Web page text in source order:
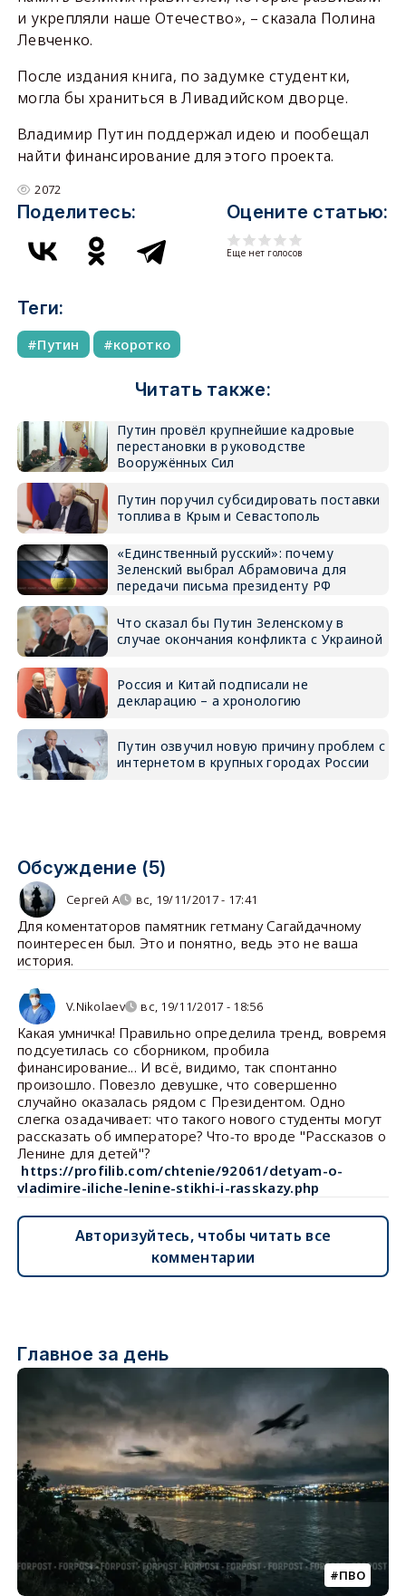
и укрепляли наше Отечество», – сказала Полина
Левченко.
После издания книга, по задумке студентки,
могла бы храниться в Ливадийском дворце.
Владимир Путин поддержал идею и пообещал
найти финансирование для этого проекта.
2072
Поделитесь: Оцените статью:
Еще нет голосов
Теги:
Путин коротко
Читать также:
Путин провёл крупнейшие кадровые
перестановки в руководстве
Вооружённых Сил
Путин поручил субсидировать поставки
топлива в Крым и Севастополь
«Единственный русский»: почему
Зеленский выбрал Абрамовича для
передачи письма президенту РФ
Что сказал бы Путин Зеленскому в
случае окончания конфликта с Украиной
Россия и Китай подписали не
декларацию – а хронологию
Путин озвучил новую причину проблем с
интернетом в крупных городах России
Обсуждение (5)
Сергей А вс, 19/11/2017 - 17:41
Для коментаторов памятник гетману Сагайдачному
поинтересен был. Это и понятно, ведь это не ваша
история.
V.Nikolaev вс, 19/11/2017 - 18:56
Какая умничка! Правильно определила тренд, вовремя
подсуетилась со сборником, пробила
финансирование... И всё, видимо, так спонтанно
произошло. Повезло девушке, что совершенно
случайно оказалась рядом с Президентом. Одно
слегка озадачивает: что такого нового студенты могут
рассказать об императоре? Что-то вроде "Рассказов о
Ленине для детей"?
https://profilib.com/chtenie/92061/detyam-o-
vladimire-iliche-lenine-stikhi-i-rasskazy.php
Авторизуйтесь, чтобы читать все
комментарии
Главное за день
ПВО